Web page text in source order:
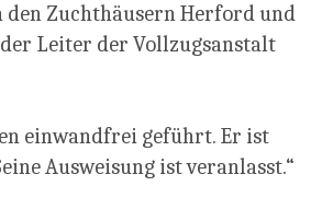
den Zuchthäusern Herford und
Leiter der Vollzugsanstalt
einwandfrei geführt. Er ist
Ausweisung ist veranlasst.“